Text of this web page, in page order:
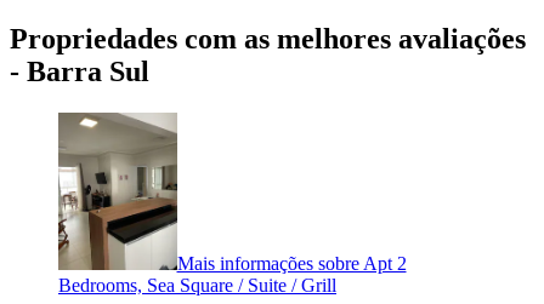
Propriedades com as melhores avaliações
- Barra Sul
Mais informações sobre Apt 2
Bedrooms, Sea Square / Suite / Grill